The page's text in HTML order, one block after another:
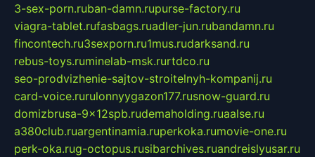
3-sex-porn.ruban-damn.rupurse-factory.ru
viagra-tablet.rufasbags.ruadler-jun.rubandamn.ru
fincontech.ru3sexporn.ru1mus.rudarksand.ru
rebus-toys.ruminelab-msk.rurtdco.ru
seo-prodvizhenie-sajtov-stroitelnyh-kompanij.ru
card-voice.rurulonnyygazon177.rusnow-guard.ru
domizbrusa-9x12spb.rudemaholding.ruaalse.ru
a380club.ruargentinamia.ruperkoka.rumovie-one.ru
perk-oka.rug-octopus.rusibarchives.ruandreislyusar.ru